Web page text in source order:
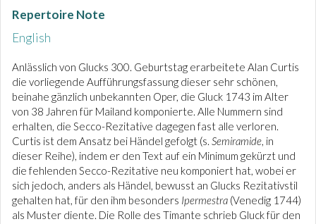
Repertoire Note
English
Anlässlich von Glucks 300. Geburtstag erarbeitete Alan Curtis
die vorliegende Aufführungsfassung dieser sehr schönen,
beinahe gänzlich unbekannten Oper, die Gluck 1743 im Alter
von 38 Jahren für Mailand komponierte. Alle Nummern sind
erhalten, die Secco-Rezitative dagegen fast alle verloren.
Curtis ist dem Ansatz bei Händel gefolgt (s. Semiramide, in
dieser Reihe), indem er den Text auf ein Minimum gekürzt und
die fehlenden Secco-Rezitative neu komponiert hat, wobei er
sich jedoch, anders als Händel, bewusst an Glucks Rezitativstil
gehalten hat, für den ihm besonders Ipermestra (Venedig 1744)
als Muster diente. Die Rolle des Timante schrieb Gluck für den